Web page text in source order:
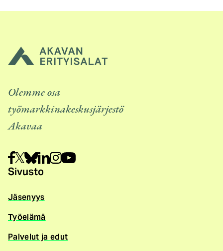
Olemme osa
työmarkkinakeskusjärjestö
Akavaa
Sivusto
Jäsenyys
Työelämä
Palvelut ja edut